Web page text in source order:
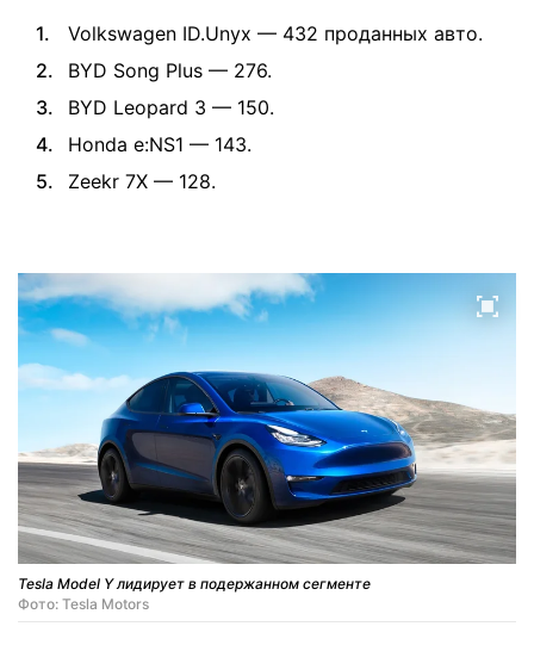
Volkswagen ID.Unyx — 432 проданных авто.
BYD Song Plus — 276.
BYD Leopard 3 — 150.
Honda e:NS1 — 143.
Zeekr 7X — 128.
Tesla Model Y лидирует в подержанном сегменте
Фото: Tesla Motors